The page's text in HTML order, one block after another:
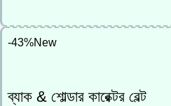
-43%New
ব্যাক & শোল্ডার কারেক্টর বেল্ট